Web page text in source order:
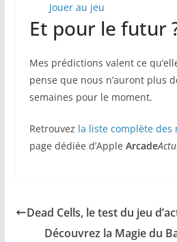
Jouer au jeu
Et pour le futur
Mes prédictions valent ce
pense que nous n’auront plus
semaines pour le moment.
Retrouvez la liste complète des
page dédiée d’Apple ArcadeActu
Dead Cells, le test du jeu
Découvrez la Magie du